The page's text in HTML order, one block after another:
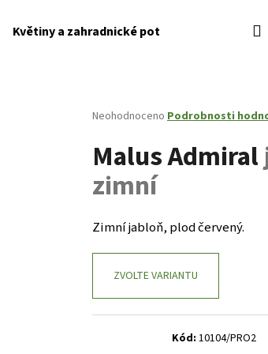
Květiny a zahradnické potřeby Kontakty
Průměrné
produktu
je
z
hvězdiček.
Neohodnoceno Podrobnosti
Malus Admiral
zimní
Zimní jabloň, plod červený.
ZVOLTE VARIANTU
Kód: 10104/PRO2